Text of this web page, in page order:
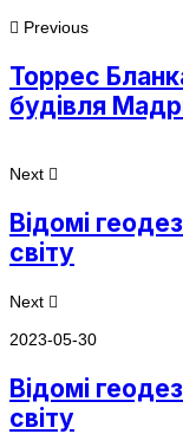
Previous
Торрес
будівля
Next
Відомі
світу
Next
2023-05-30
Відомі
світу